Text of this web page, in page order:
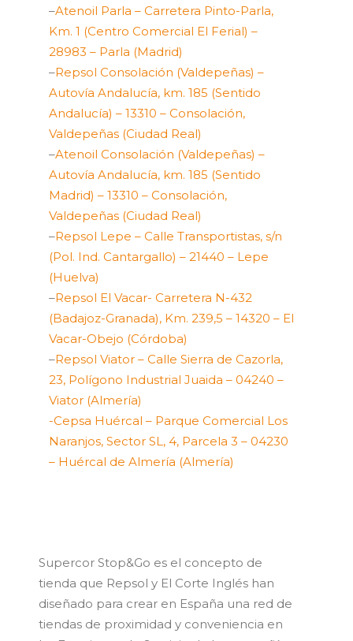
–Atenoil Parla – Carretera Pinto-Parla,
Km. 1 (Centro Comercial El Ferial) –
28983 – Parla (Madrid)
–Repsol Consolación (Valdepeñas) –
Autovía Andalucía, km. 185 (Sentido
Andalucía) – 13310 – Consolación,
Valdepeñas (Ciudad Real)
–Atenoil Consolación (Valdepeñas) –
Autovía Andalucía, km. 185 (Sentido
Madrid) – 13310 – Consolación,
Valdepeñas (Ciudad Real)
–Repsol Lepe – Calle Transportistas, s/n
(Pol. Ind. Cantargallo) – 21440 – Lepe
(Huelva)
–Repsol El Vacar- Carretera N-432
(Badajoz-Granada), Km. 239,5 – 14320 – El
Vacar-Obejo (Córdoba)
–Repsol Viator – Calle Sierra de Cazorla,
23, Polígono Industrial Juaida – 04240 –
Viator (Almería)
-Cepsa Huércal – Parque Comercial Los
Naranjos, Sector SL, 4, Parcela 3 – 04230
– Huércal de Almería (Almería)
Supercor Stop&Go es el concepto de
tienda que Repsol y El Corte Inglés han
diseñado para crear en España una red de
tiendas de proximidad y conveniencia en